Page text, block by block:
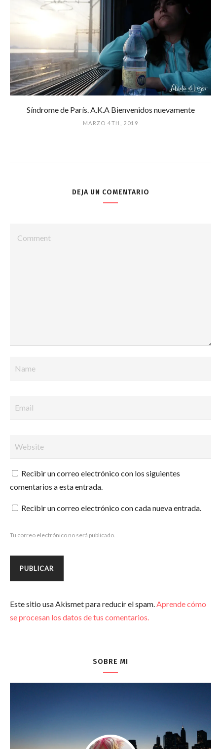
Síndrome de París. A.K.A Bienvenidos nuevamente
MARZO 4TH, 2019
DEJA UN COMENTARIO
Recibir un correo electrónico con los siguientes
comentarios a esta entrada.
Recibir un correo electrónico con cada nueva entrada.
Tu correo electrónico no será publicado.
Este sitio usa Akismet para reducir el spam.Aprende cómo
se procesan los datos de tus comentarios.
SOBRE MI